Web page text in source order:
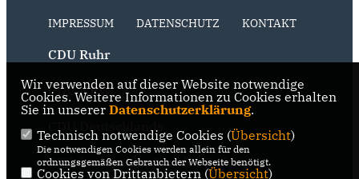
IMPRESSUM DATENSCHUTZ KONTAKT
CDU Ruhr
CDU NRW
RSS der Neuigkeiten der Fraktion
Wir verwenden auf dieser Website notwendige
Cookies. Weitere Informationen zu Cookies erhalten
Sie in unserer Datenschutzerklärung.
Technisch notwendige Cookies (Übersicht)
Die notwendigen Cookies werden allein für den
ordnungsgemäßen Gebrauch der Webseite benötigt.
Cookies von Drittanbietern (Übersicht)